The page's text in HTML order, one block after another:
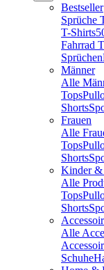
Bestseller
Sprüche
T-Shirts
Fahrrad
Sprüchen
Männer
Alle
Tops
Shorts
Frauen
Alle
Tops
Shorts
Kinder &
Alle
Tops
Shorts
Alle
Schuhe